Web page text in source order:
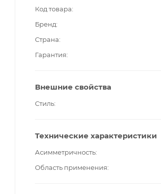
Код товара
Бренд
Страна
Гарантия
Внешние свойства
Стиль
Технические характеристики
Асимметричность
Область применения